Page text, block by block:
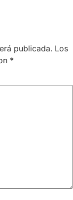
publicada. Los
*